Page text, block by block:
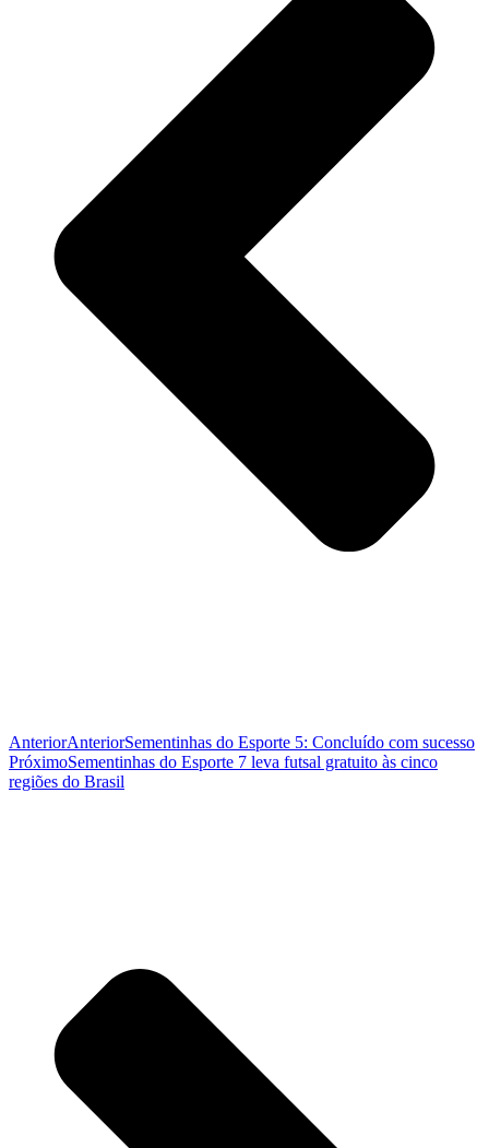
AnteriorAnteriorSementinhas do Esporte 5: Concluído com sucesso
PróximoSementinhas do Esporte 7 leva futsal gratuito às cinco
regiões do Brasil